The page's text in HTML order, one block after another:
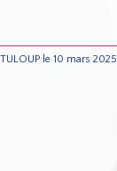
le 10 mars 2025